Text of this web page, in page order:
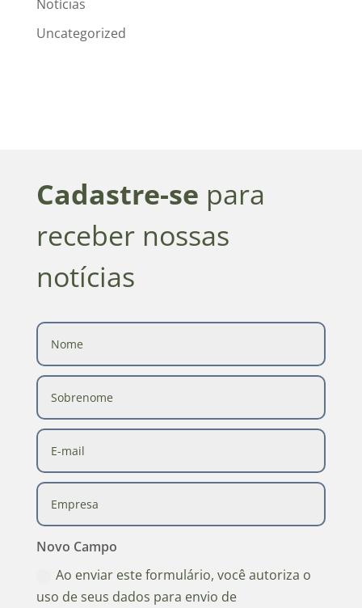
Notícias
Uncategorized
Cadastre-se para
receber nossas
notícias
Novo Campo
Ao enviar este formulário, você autoriza o
uso de seus dados para envio de